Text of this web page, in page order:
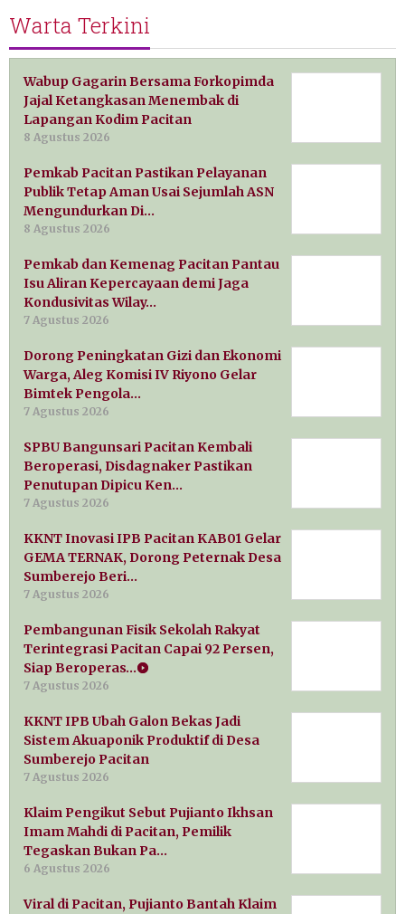
Warta Terkini
Wabup Gagarin Bersama Forkopimda
Jajal Ketangkasan Menembak di
Lapangan Kodim Pacitan
8 Agustus 2026
Pemkab Pacitan Pastikan Pelayanan
Publik Tetap Aman Usai Sejumlah ASN
Mengundurkan Di…
8 Agustus 2026
Pemkab dan Kemenag Pacitan Pantau
Isu Aliran Kepercayaan demi Jaga
Kondusivitas Wilay…
7 Agustus 2026
Dorong Peningkatan Gizi dan Ekonomi
Warga, Aleg Komisi IV Riyono Gelar
Bimtek Pengola…
7 Agustus 2026
SPBU Bangunsari Pacitan Kembali
Beroperasi, Disdagnaker Pastikan
Penutupan Dipicu Ken…
7 Agustus 2026
KKNT Inovasi IPB Pacitan KAB01 Gelar
GEMA TERNAK, Dorong Peternak Desa
Sumberejo Beri…
7 Agustus 2026
Pembangunan Fisik Sekolah Rakyat
Terintegrasi Pacitan Capai 92 Persen,
Siap Beroperas…
7 Agustus 2026
KKNT IPB Ubah Galon Bekas Jadi
Sistem Akuaponik Produktif di Desa
Sumberejo Pacitan
7 Agustus 2026
Klaim Pengikut Sebut Pujianto Ikhsan
Imam Mahdi di Pacitan, Pemilik
Tegaskan Bukan Pa…
6 Agustus 2026
Viral di Pacitan, Pujianto Bantah Klaim